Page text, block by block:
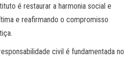
é restaurar a harmonia social e
e reafirmando o compromisso
civil é fundamentada no